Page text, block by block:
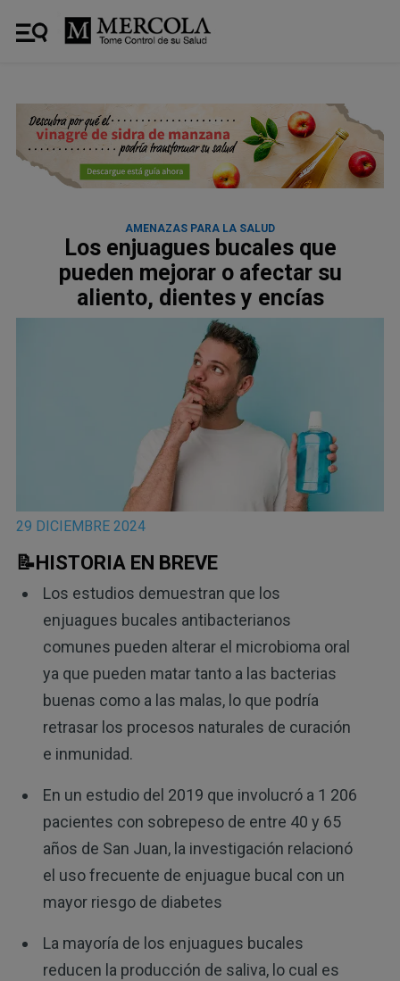
AMENAZAS PARA LA SALUD
Los enjuagues bucales que
pueden mejorar o afectar su
aliento, dientes y encías
29 DICIEMBRE 2024
📝HISTORIA EN BREVE
Los estudios demuestran que los
enjuagues bucales antibacterianos
comunes pueden alterar el microbioma oral
ya que pueden matar tanto a las bacterias
buenas como a las malas, lo que podría
retrasar los procesos naturales de curación
e inmunidad.
En un estudio del 2019 que involucró a 1 206
pacientes con sobrepeso de entre 40 y 65
años de San Juan, la investigación relacionó
el uso frecuente de enjuague bucal con un
mayor riesgo de diabetes
La mayoría de los enjuagues bucales
reducen la producción de saliva, lo cual es